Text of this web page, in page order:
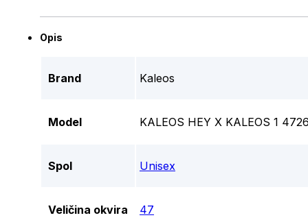
Opis
Brand Kaleos
Model KALEOS HEY X KALEOS 1
Spol Unisex
Veličina okvira 47